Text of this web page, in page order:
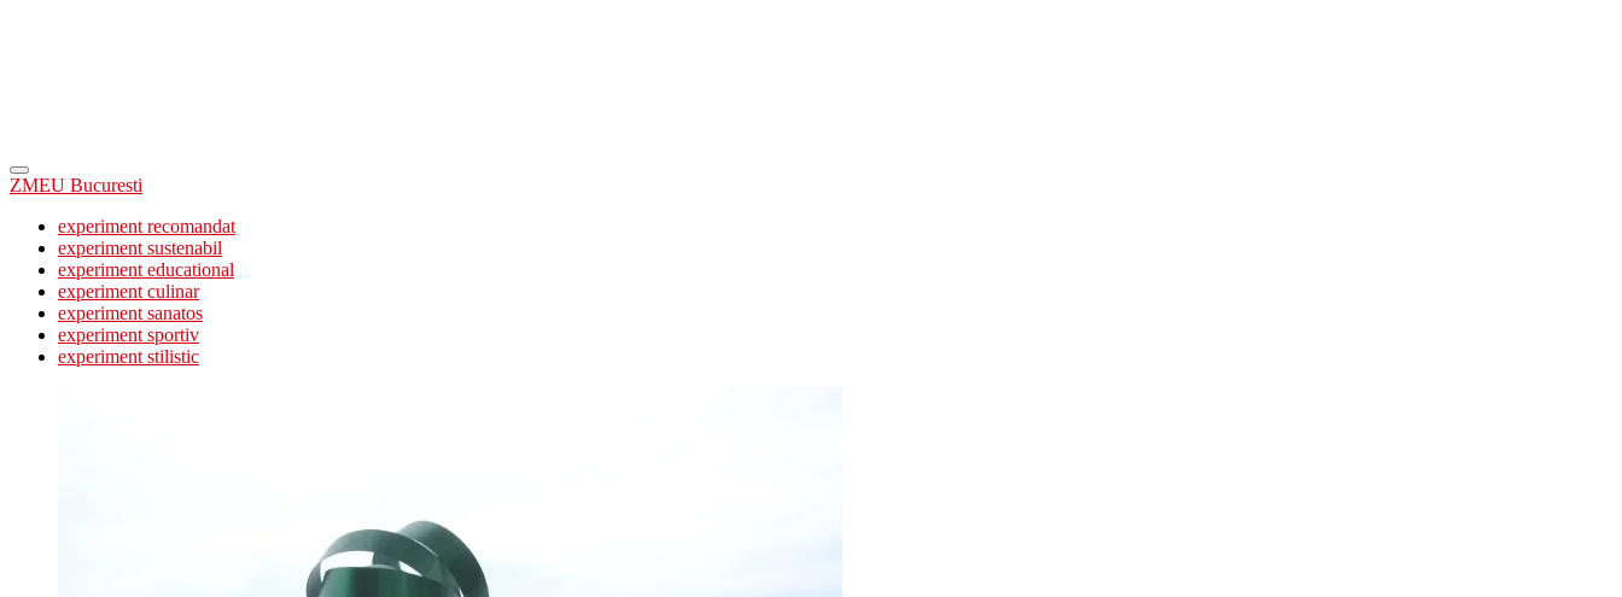
ZMEU Bucuresti
experiment recomandat
experiment sustenabil
experiment educational
experiment culinar
experiment sanatos
experiment sportiv
experiment stilistic